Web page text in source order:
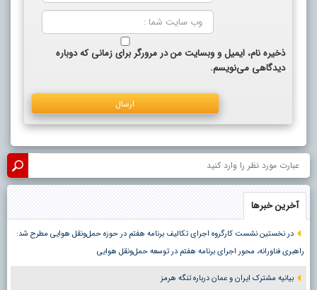
ذخیره نام، ایمیل و وبسایت من در مرورگر برای زمانی که دوباره
دیدگاهی می‌نویسم.
آخرین خبرها
در نخستین نشست کارگروه اجرای تکالیف برنامه هفتم در حوزه حمل‌ونقل هوایی مطرح شد:
راهبری فناورانه، محور اجرای برنامه هفتم در توسعه حمل‌ونقل هوایی
بیانیه مشترک ایران و عمان درباره تنگه هرمز